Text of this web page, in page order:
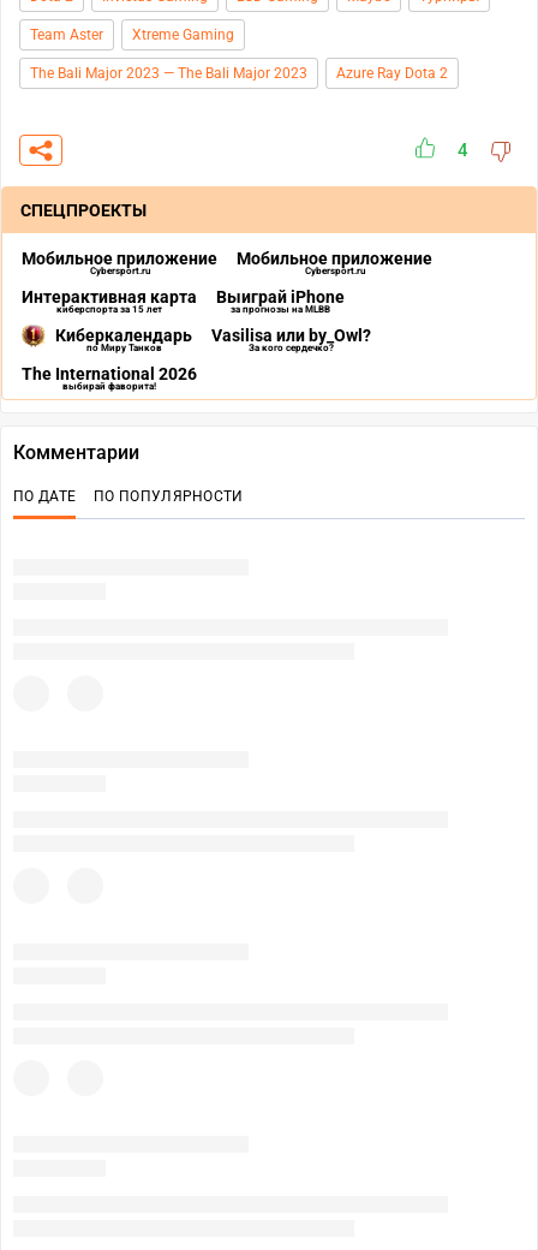
Team Aster Xtreme Gaming
The Bali Major 2023 — The Bali Major 2023 Azure Ray Dota 2
4
СПЕЦПРОЕКТЫ
Мобильное приложение
Cybersport.ru
Мобильное приложение
Cybersport.ru
Интерактивная карта
киберспорта за 15 лет
Выиграй iPhone
за прогнозы на MLBB
Киберкалендарь
по Миру Танков
Vasilisa или by_Owl?
За кого сердечко?
The International 2026
выбирай фаворита!
Комментарии
ПО ДАТЕ ПО ПОПУЛЯРНОСТИ